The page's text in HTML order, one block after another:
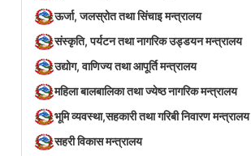
ऊर्जा, जलस्रोत तथा सिंचाइ मन्त्रालय
संस्कृति, पर्यटन तथा नागरिक उड्डयन मन्त्रालय
उद्योग, वाणिज्य तथा आपूर्ति मन्त्रालय
महिला बालबालिका तथा ज्येष्ठ नागरिक मन्त्रालय
भूमि व्यवस्था,सहकारी तथा गरिबी निवारण मन्त्रालय
सहरी विकास मन्त्रालय